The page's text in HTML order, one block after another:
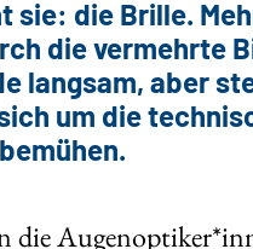
sie: die Brille.
die vermehrte
langsam, aber
um die
die